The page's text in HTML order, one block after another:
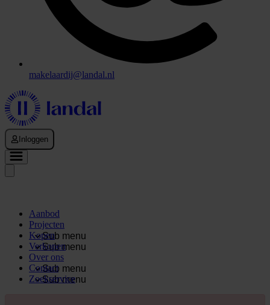
makelaardij@landal.nl
Inloggen
Aanbod
Projecten
Sub menu
Kopen
Sub menu
Verkopen
Over ons
Sub menu
Contact
Sub menu
Zoekservice